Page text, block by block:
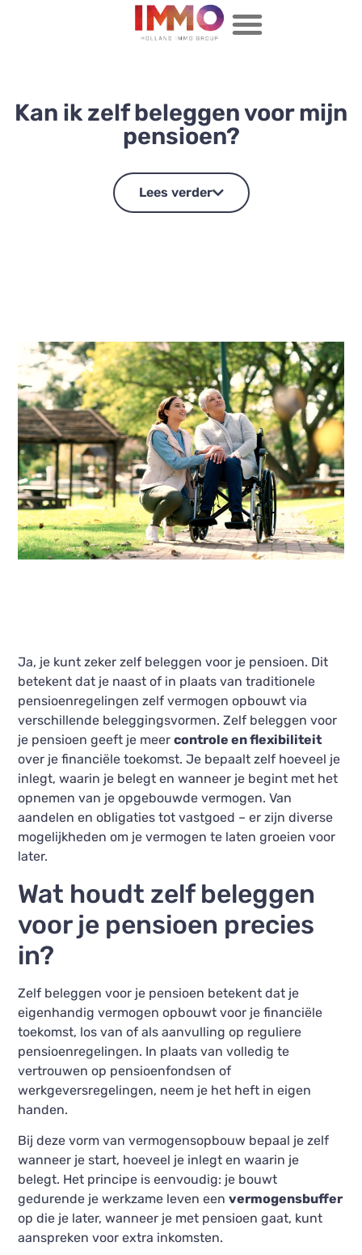
Kan ik zelf beleggen voor mijn
pensioen?
Lees verder
Ja, je kunt zeker zelf beleggen voor je pensioen. Dit
betekent dat je naast of in plaats van traditionele
pensioenregelingen zelf vermogen opbouwt via
verschillende beleggingsvormen. Zelf beleggen voor
je pensioen geeft je meercontrole en flexibiliteit
over je financiële toekomst. Je bepaalt zelf hoeveel je
inlegt, waarin je belegt en wanneer je begint met het
opnemen van je opgebouwde vermogen. Van
aandelen en obligaties tot vastgoed – er zijn diverse
mogelijkheden om je vermogen te laten groeien voor
later.
Wat houdt zelf beleggen
voor je pensioen precies
in?
Zelf beleggen voor je pensioen betekent dat je
eigenhandig vermogen opbouwt voor je financiële
toekomst, los van of als aanvulling op reguliere
pensioenregelingen. In plaats van volledig te
vertrouwen op pensioenfondsen of
werkgeversregelingen, neem je het heft in eigen
handen.
Bij deze vorm van vermogensopbouw bepaal je zelf
wanneer je start, hoeveel je inlegt en waarin je
belegt. Het principe is eenvoudig: je bouwt
gedurende je werkzame leven eenvermogensbuffer
op die je later, wanneer je met pensioen gaat, kunt
aanspreken voor extra inkomsten.